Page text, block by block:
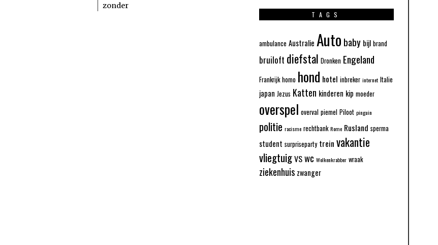
zonder
TAGS
ambulance Australie Auto baby bijl brand
bruiloft diefstal Dronken Engeland
Frankrijk homo hond hotel inbreker internet Italie
japan Jezus Katten kinderen kip moeder
overspel overval piemel Piloot pinguin
politie racisme rechtbank Rome Rusland sperma
student surpriseparty trein vakantie
vliegtuigVSwc Wolkenkrabber wraak
ziekenhuis zwanger